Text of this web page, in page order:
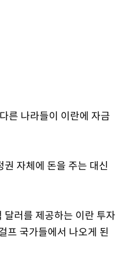
른 나라들이 이란에 자금
자체에 돈을 주는 대신
러를 제공하는 이란 투자
프 국가들에서 나오게 된